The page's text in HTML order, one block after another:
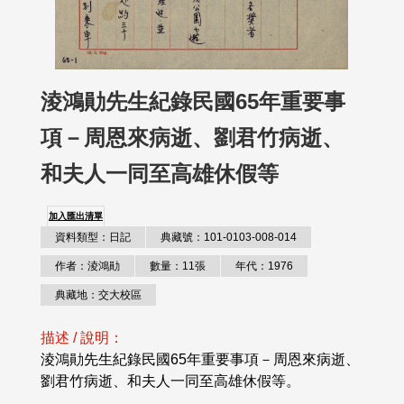
淩鴻勛先生紀錄民國65年重要事
項－周恩來病逝、劉君竹病逝、
和夫人一同至高雄休假等
加入匯出清單
資料類型：日記 典藏號：101-0103-008-014
作者：淩鴻勛 數量：11張 年代：1976
典藏地：交大校區
描述 / 說明：
淩鴻勛先生紀錄民國65年重要事項－周恩來病逝、
劉君竹病逝、和夫人一同至高雄休假等。